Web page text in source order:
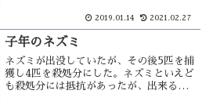
味ではありません。塩分はレシピ通りの
ぱさが足りなかった。つまり・・
2019.01.14 2021.02.27
子年のネズミ
ネズミが出没していたが、その後5匹を捕
獲し4匹を殺処分にした。ネズミといえど
も殺処分には抵抗があったが、出来るだ